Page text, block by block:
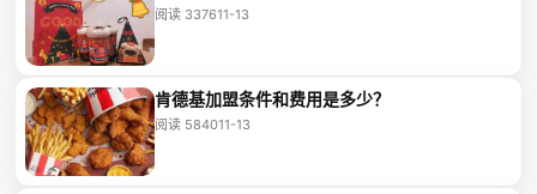
阅读 337611-13
肯德基加盟条件和费用是多少？
阅读 584011-13